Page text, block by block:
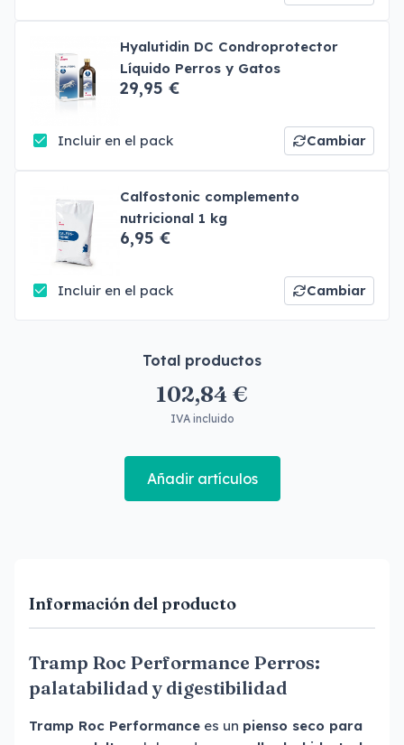
Hyalutidin DC Condroprotector
Líquido Perros y Gatos
29,95 €
Incluir en el pack Cambiar
Calfostonic complemento
nutricional 1 kg
6,95 €
Incluir en el pack Cambiar
Total productos
102,84 €
IVA incluido
Añadir artículos
Información del producto
Tramp Roc Performance Perros:
palatabilidad y digestibilidad
Tramp Roc Performance es un pienso seco para